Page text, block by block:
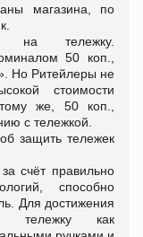
магазина, по
на тележку.
50 коп.,
Но Ритейлеры не
стоимости
же, 50 коп.,
с тележкой.
защить тележек
счёт правильно
способно
Для достижения
тележку как